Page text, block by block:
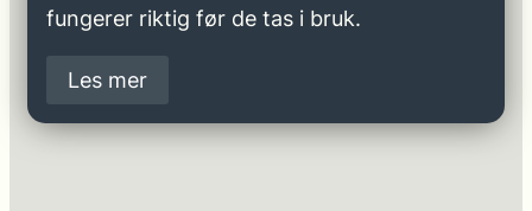
fungerer riktig før de tas i bruk.
Les mer